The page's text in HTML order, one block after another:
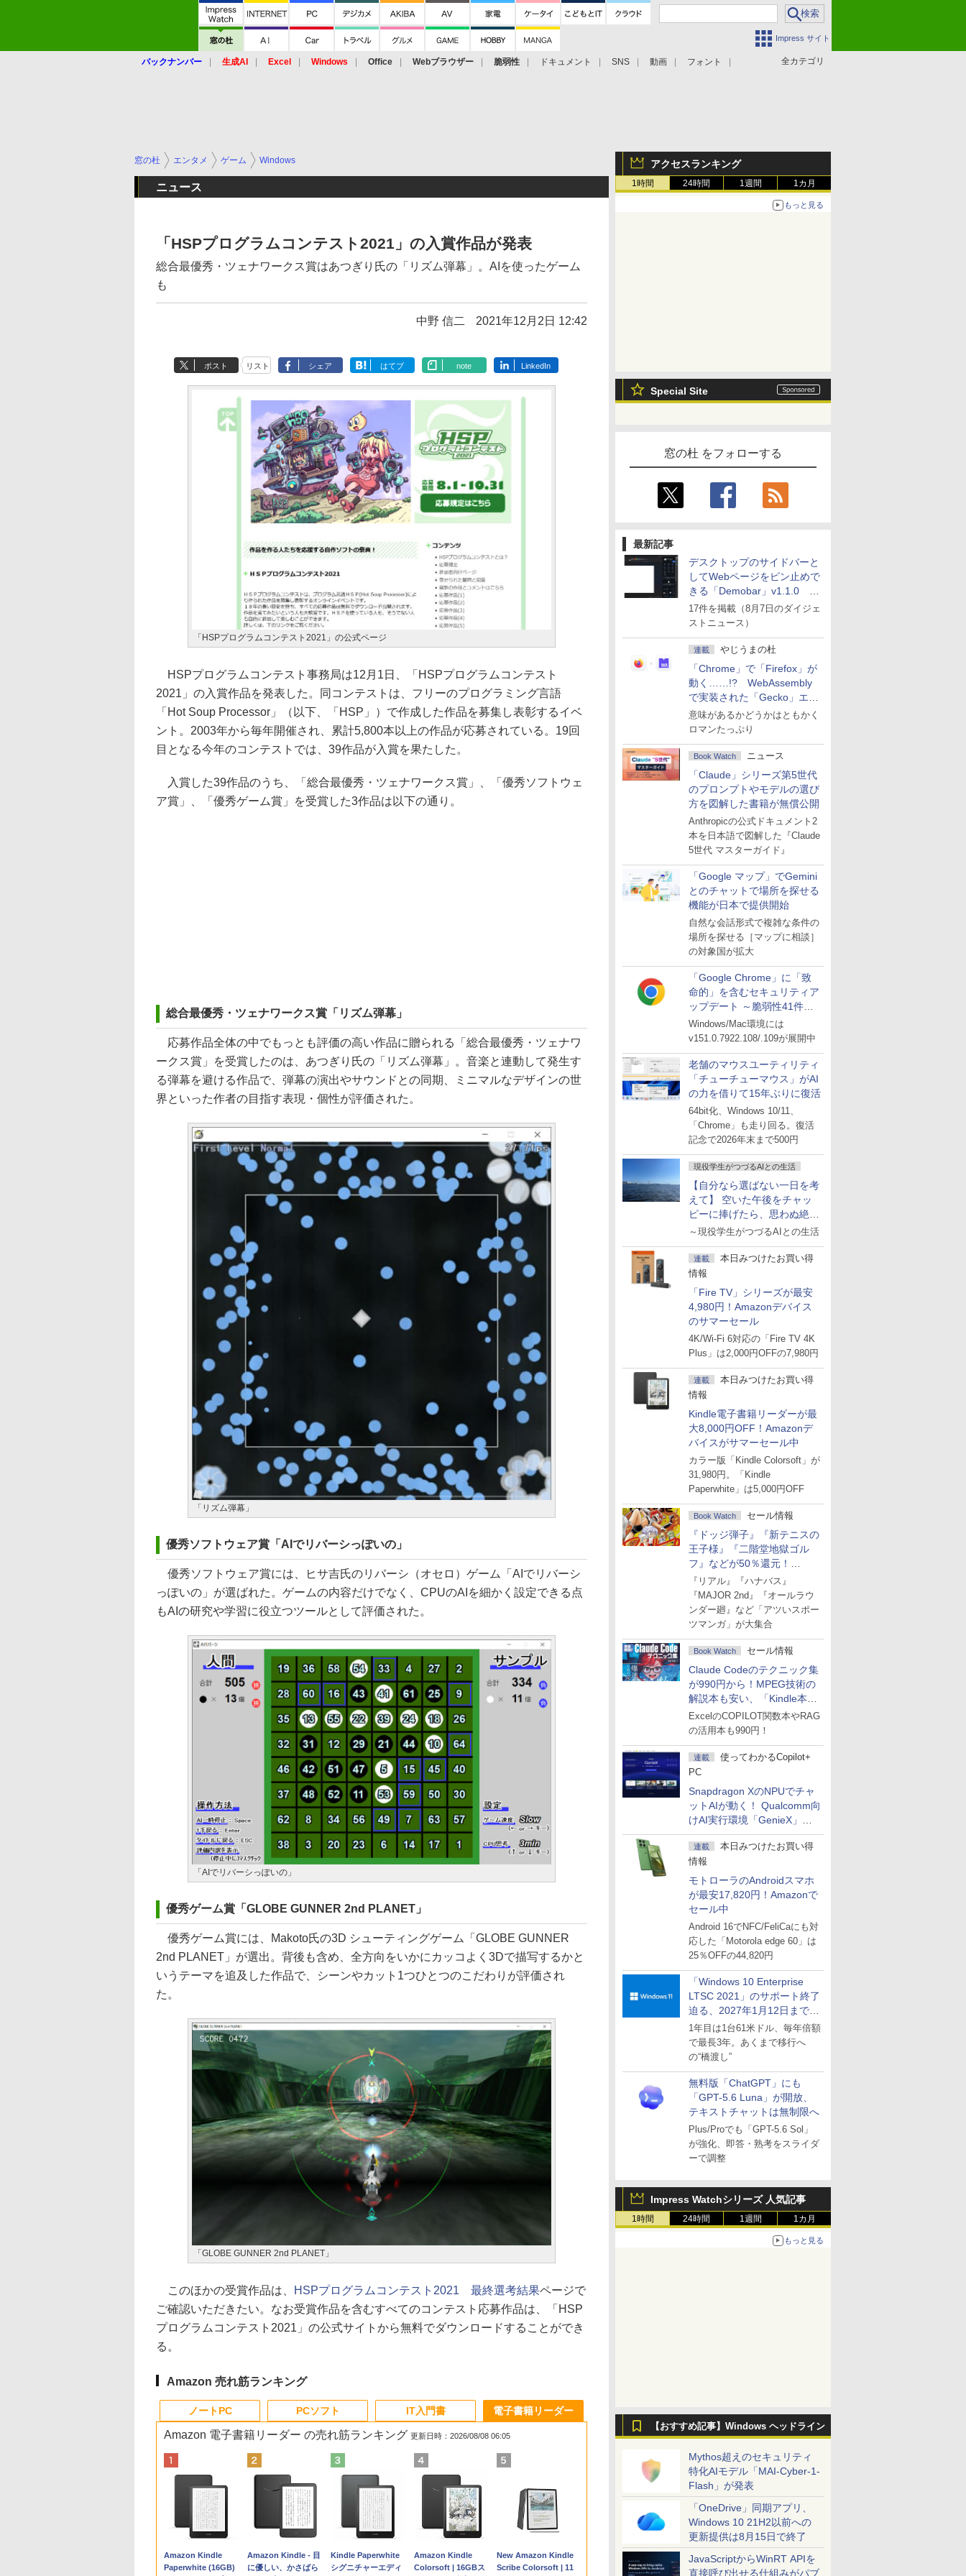
Impress サイト
全カテゴリ
バックナンバー 生成AI Excel Windows Office Webブラウザー 脆弱性 ドキュメント SNS 動画 フォント
アクセスランキング
1時間 24時間 1週間 1カ月
もっと見る
Special Site
窓の杜 をフォローする
最新記事
デスクトップのサイドバーと
してWebページをピン止めで
きる「Demobar」v1.1.0 ほ
か
17件を掲載（8月7日のダイジェ
ストニュース）
連載 やじうまの杜
「Chrome」で「Firefox」が
動く……!? WebAssembly
で実装された「Gecko」エン
ジン
意味があるかどうかはともかく
ロマンたっぷり
Book Watch ニュース
「Claude」シリーズ第5世代
のプロンプトやモデルの選び
方を図解した書籍が無償公開
Anthropicの公式ドキュメント2
本を日本語で図解した『Claude
5世代 マスターガイド』
「Google マップ」でGemini
とのチャットで場所を探せる
機能が日本で提供開始
自然な会話形式で複雑な条件の
場所を探せる［マップに相談］
の対象国が拡大
「Google Chrome」に「致
命的」を含むセキュリティア
ップデート ～脆弱性41件に
対処
Windows/Mac環境には
v151.0.7922.108/.109が展開中
老舗のマウスユーティリティ
「チューチューマウス」がAI
の力を借りて15年ぶりに復活
64bit化、Windows 10/11、
「Chrome」も走り回る。復活
記念で2026年末まで500円
現役学生がつづるAIとの生活
【自分なら選ばない一日を考
えて】 空いた午後をチャッ
ピーに捧げたら、思わぬ絶景
に出会った話
～現役学生がつづるAIとの生活
連載
本日みつけたお買い得
情報
「Fire TV」シリーズが最安
4,980円！Amazonデバイス
のサマーセール
4K/Wi-Fi 6対応の「Fire TV 4K
Plus」は2,000円OFFの7,980円
連載
本日みつけたお買い得
情報
Kindle電子書籍リーダーが最
大8,000円OFF！Amazonデ
バイスがサマーセール中
カラー版「Kindle Colorsoft」が
31,980円。「Kindle
Paperwhite」は5,000円OFF
Book Watch セール情報
『ドッジ弾子』『新テニスの
王子様』『二階堂地獄ゴル
フ』などが50％還元！
Amazonマンガ週末セール
『リアル』『ハナバス』
『MAJOR 2nd』『オールラウ
ンダー廻』など「アツいスポー
ツマンガ」が大集合
Book Watch セール情報
Claude Codeのテクニック集
が990円から！MPEG技術の
解説本も安い、「Kindle本サ
マーセール」第2弾開始！
ExcelのCOPILOT関数本やRAG
の活用本も990円！
連載
使ってわかるCopilot+
PC
Snapdragon XのNPUでチャ
ットAIが動く！ Qualcomm向
けAI実行環境「GenieX」を
試してみた
連載
本日みつけたお買い得
情報
モトローラのAndroidスマホ
が最安17,820円！Amazonで
セール中
Android 16でNFC/FeliCaにも対
応した「Motorola edge 60」は
25％OFFの44,820円
「Windows 10 Enterprise
LTSC 2021」のサポート終了
迫る、2027年1月12日まで
～ESUは9月1日から販売
1年目は1台61米ドル、毎年倍額
で最長3年。あくまで移行へ
の“橋渡し”
無料版「ChatGPT」にも
「GPT-5.6 Luna」が開放、
テキストチャットは無制限へ
Plus/Proでも「GPT-5.6 Sol」
が強化、即答・熟考をスライダ
ーで調整
Impress Watchシリーズ 人気記事
1時間 24時間 1週間 1カ月
もっと見る
【おすすめ記事】Windows ヘッドライン
Mythos超えのセキュリティ
特化AIモデル「MAI-Cyber-1-
Flash」が発表
「OneDrive」同期アプリ、
Windows 10 21H2以前への
更新提供は8月15日で終了
JavaScriptからWinRT APIを
直接呼び出せる仕組みがパブ
窓の杜 エンタメ ゲーム Windows
ニュース
「HSPプログラムコンテスト2021」の入賞作品が発表
総合最優秀・ツェナワークス賞はあつぎり氏の「リズム弾幕」。AIを使ったゲーム
も
中野 信二 2021年12月2日 12:42
ポスト リスト シェア はてブ note LinkedIn
「HSPプログラムコンテスト2021」の公式ページ
HSPプログラムコンテスト事務局は12月1日、「HSPプログラムコンテスト
2021」の入賞作品を発表した。同コンテストは、フリーのプログラミング言語
「Hot Soup Processor」（以下、「HSP」）で作成した作品を募集し表彰するイベ
ント。2003年から毎年開催され、累計5,800本以上の作品が応募されている。19回
目となる今年のコンテストでは、39作品が入賞を果たした。
入賞した39作品のうち、「総合最優秀・ツェナワークス賞」、「優秀ソフトウェ
ア賞」、「優秀ゲーム賞」を受賞した3作品は以下の通り。
総合最優秀・ツェナワークス賞「リズム弾幕」
応募作品全体の中でもっとも評価の高い作品に贈られる「総合最優秀・ツェナワ
ークス賞」を受賞したのは、あつぎり氏の「リズム弾幕」。音楽と連動して発生す
る弾幕を避ける作品で、弾幕の演出やサウンドとの同期、ミニマルなデザインの世
界といった作者の目指す表現・個性が評価された。
「リズム弾幕」
優秀ソフトウェア賞「AIでリバーシっぽいの」
優秀ソフトウェア賞には、ヒサ吉氏のリバーシ（オセロ）ゲーム「AIでリバーシ
っぽいの」が選ばれた。ゲームの内容だけでなく、CPUのAIを細かく設定できる点
もAIの研究や学習に役立つツールとして評価された。
「AIでリバーシっぽいの」
優秀ゲーム賞「GLOBE GUNNER 2nd PLANET」
優秀ゲーム賞には、Makoto氏の3D シューティングゲーム「GLOBE GUNNER
2nd PLANET」が選出。背後も含め、全方向をいかにカッコよく3Dで描写するかと
いうテーマを追及した作品で、シーンやカット1つひとつのこだわりが評価され
た。
「GLOBE GUNNER 2nd PLANET」
このほかの受賞作品は、 HSPプログラムコンテスト2021 最終選考結果ページで
ご確認いただきたい。なお受賞作品を含むすべてのコンテスト応募作品は、「HSP
プログラムコンテスト2021」の公式サイトから無料でダウンロードすることができ
る。
Amazon 売れ筋ランキング
ノートPC
Apple 2026
MacBook Neo A18
tomtoc 360°保護
15.6 16インチ パソコ
Apple 2026
MacBook Air M5チ
【Amazon.co.jp限
定】 HP ノートパソ
FMV ノートパソコン
WE1-K3 (MS 365
PCソフト
Robloxギフトカード
- 800 Robux 【限定
Robloxギフトカード
- 1000 Robux 【限定
Microsoft Office
Home & Business
Robloxギフトカード
- 2,000 Robux 【限
Windows版 |
Minecraft (マインクラ
IT入門書
生成AIパスポート公
式テキスト 第４版
AIイラスト表現辞典:
思い通りの絵を引き
ClaudeCode いちば
んやさしい 教科書:
1冊ですべて身につく
HTML & CSSとWeb
FM TOWNS ハイパ
ー・カタログ: 本体ハ
電子書籍リーダー
Amazon 電子書籍リーダー の売れ筋ランキング 更新日時：2026/08/08 06:05
Amazon Kindle
Paperwhite (16GB)
Amazon Kindle - 目
に優しい、かさばら
Kindle Paperwhite
シグニチャーエディ
Amazon Kindle
Colorsoft | 16GBス
New Amazon Kindle
Scribe Colorsoft | 11